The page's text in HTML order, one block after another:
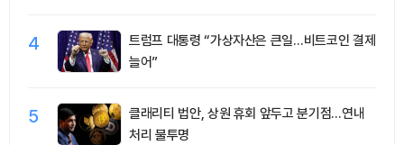
4
트럼프 대통령 “가상자산은 큰일…비트코인 결제
늘어”
5
클래리티 법안, 상원 휴회 앞두고 분기점…연내
처리 불투명